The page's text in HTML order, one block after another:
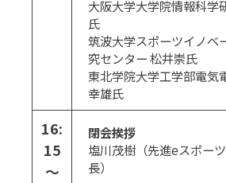
大阪大学大学院情報科学
氏
筑波大学スポーツイノベ
究センター 松井崇氏
東北学院大学工学部電気
幸雄氏
16:
15
～
閉会挨拶
塩川茂樹（先進eスポー
長）